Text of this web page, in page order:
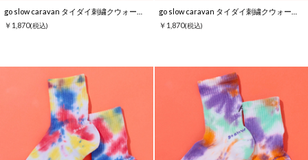
￥1,870(税込)
￥1,870(税込)